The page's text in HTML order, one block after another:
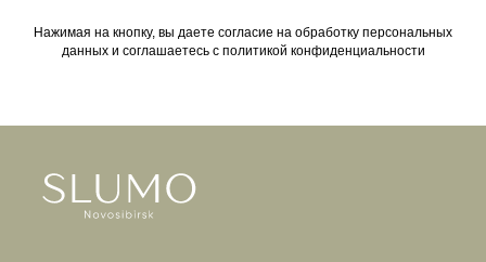
Нажимая на кнопку, вы даете согласие на обработку персональных
данных и соглашаетесь c политикой конфиденциальности